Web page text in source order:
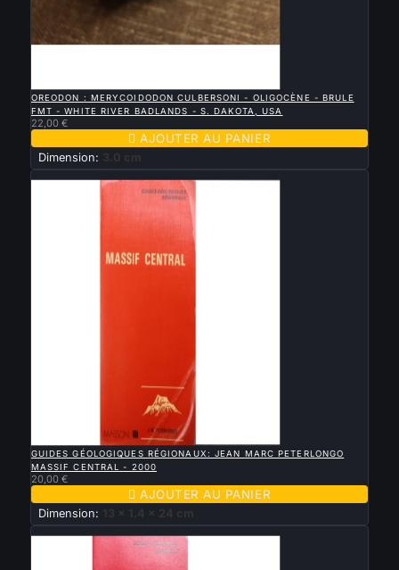
OREODON : MERYCOIDODON CULBERSONI - OLIGOCÈNE - BRULE
FMT - WHITE RIVER BADLANDS - S. DAKOTA, USA
22,00 €
 AJOUTER AU PANIER
Dimension: 3.0 cm
Nouveau
APERÇU RAPIDE
GUIDES GÉOLOGIQUES RÉGIONAUX: JEAN MARC PETERLONGO
MASSIF CENTRAL - 2000
20,00 €
 AJOUTER AU PANIER
Dimension: 13 x 1.4 x 24 cm
Nouveau